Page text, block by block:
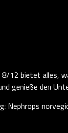
8/12 bietet alles,
genieße den
Nephrops